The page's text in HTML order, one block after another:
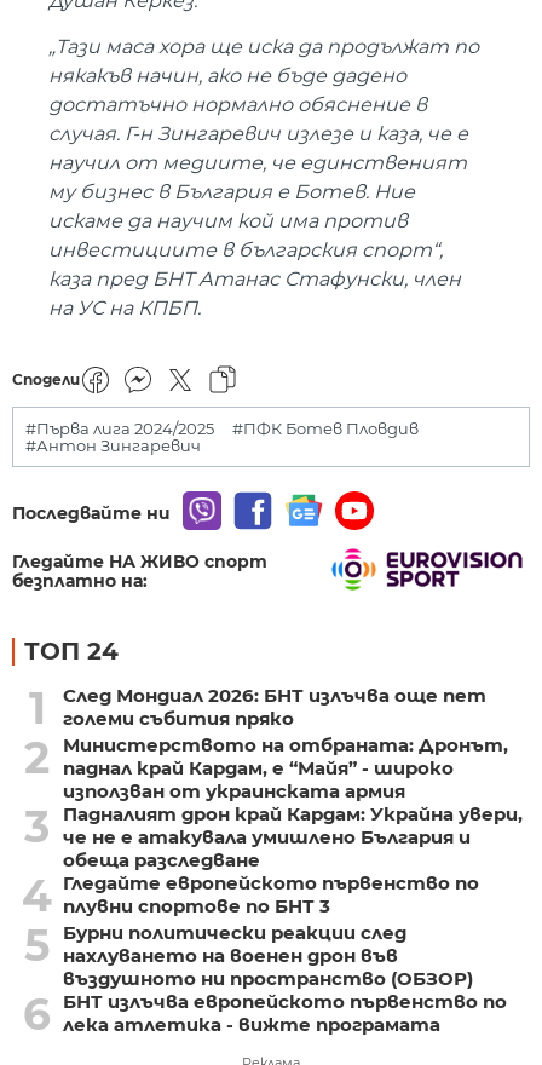
„Тази маса хора ще иска да продължат по
някакъв начин, ако не бъде дадено
достатъчно нормално обяснение в
случая. Г-н Зингаревич излезе и каза, че е
научил от медиите, че единственият
му бизнес в България е Ботев. Ние
искаме да научим кой има против
инвестициите в българския спорт“,
каза пред БНТ Атанас Стафунски, член
на УС на КПБП.
Сподели
#Първа лига 2024/2025
#ПФК Ботев Пловдив
#Антон Зингаревич
Последвайте ни
Гледайте НА ЖИВО спорт
безплатно на:
ТОП 24
1
След Мондиал 2026: БНТ излъчва още пет
големи събития пряко
2
Министерството на отбраната: Дронът,
паднал край Кардам, е “Майя” - широко
използван от украинската армия
3
Падналият дрон край Кардам: Украйна увери,
че не е атакувала умишлено България и
обеща разследване
4 Гледайте европейското първенство по
плувни спортове по БНТ 3
5
Бурни политически реакции след
нахлуването на военен дрон във
въздушното ни пространство (ОБЗОР)
6
БНТ излъчва европейското първенство по
лека атлетика - вижте програмата